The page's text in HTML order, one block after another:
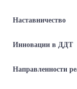
Наставничество
Инновации в ДДТ
Направленности